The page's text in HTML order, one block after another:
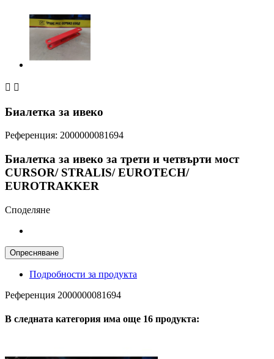
 
Биалетка за ивеко
Референция: 2000000081694
Биалетка за ивеко за трети и четвърти мост
CURSOR/ STRALIS/ EUROTECH/
EUROTRAKKER
Споделяне
Подробности за продукта
Референция 2000000081694
В следната категория има още 16 продукта: